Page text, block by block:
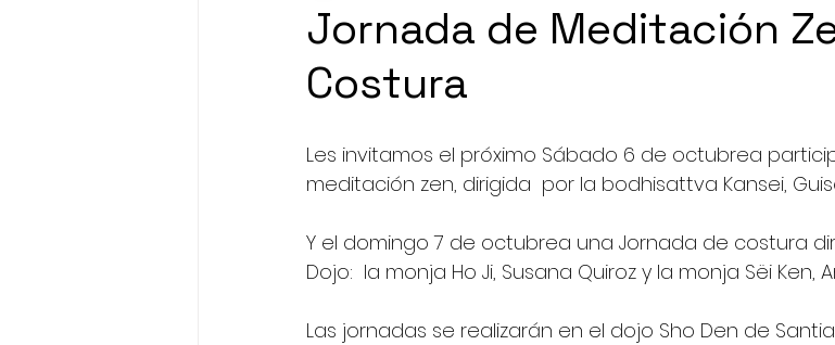
Jornada de Meditación
Costura
Les invitamos el próximo Sábado 6 de octubrea
meditación zen, dirigida  por la bodhisattva Kansei,
Y el domingo 7 de octubrea una Jornada de costura
Dojo:  la monja Ho Ji, Susana Quiroz y la monja Sëi Ken,
Las jornadas se realizarán en el dojo Sho Den de